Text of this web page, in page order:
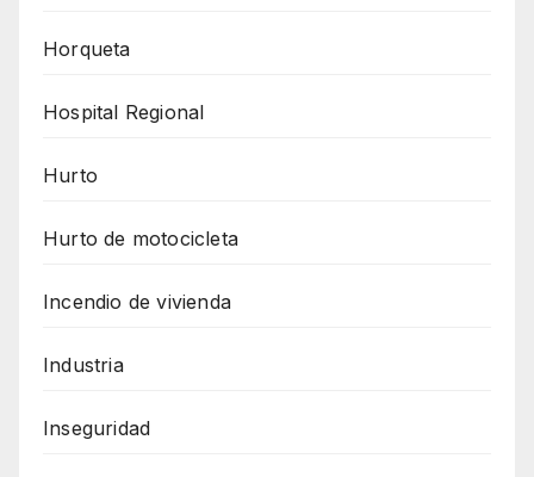
Horqueta
Hospital Regional
Hurto
Hurto de motocicleta
Incendio de vivienda
Industria
Inseguridad